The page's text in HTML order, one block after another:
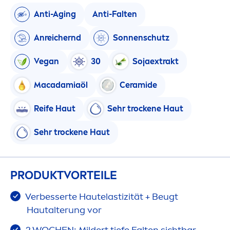
Anti-Aging Anti-Falten
Anreichernd Sonnenschutz
Vegan 30 Sojaextrakt
Macadamiaöl Ceramide
Reife Haut Sehr trockene Haut
Sehr trockene Haut
PRODUKTVORTEILE
Verbesserte Hautelastizität + Beugt
Hautalterung vor